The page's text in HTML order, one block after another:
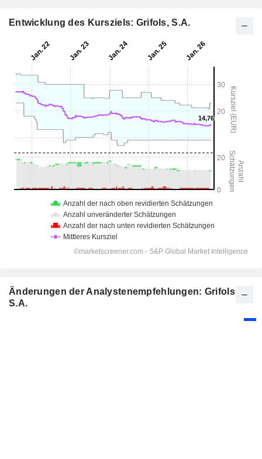
Entwicklung des Kursziels: Grifols, S.A.
Änderungen der Analystenempfehlungen: Grifols,
S.A.